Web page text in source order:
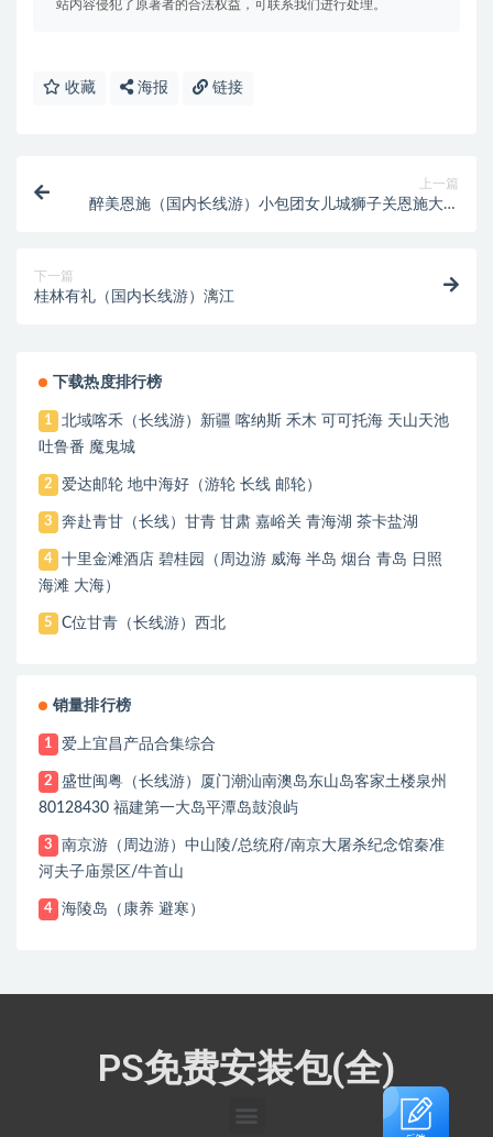
站内容侵犯了原著者的合法权益，可联系我们进行处理。
收藏 海报 链接
上一篇
醉美恩施（国内长线游）小包团女儿城狮子关恩施大峡
下一篇
桂林有礼（国内长线游）漓江
下载热度排行榜
1
北域喀禾（长线游）新疆 喀纳斯 禾木 可可托海 天山天池
吐鲁番 魔鬼城
2 爱达邮轮 地中海好（游轮 长线 邮轮）
3 奔赴青甘（长线）甘青 甘肃 嘉峪关 青海湖 茶卡盐湖
4
十里金滩酒店 碧桂园（周边游 威海 半岛 烟台 青岛 日照
海滩 大海）
5 C位甘青（长线游）西北
销量排行榜
1 爱上宜昌产品合集综合
2
盛世闽粤（长线游）厦门潮汕南澳岛东山岛客家土楼泉州
80128430 福建第一大岛平潭岛鼓浪屿
3
南京游（周边游）中山陵/总统府/南京大屠杀纪念馆秦准
河夫子庙景区/牛首山
4 海陵岛（康养 避寒）
PS免费安装包(全)